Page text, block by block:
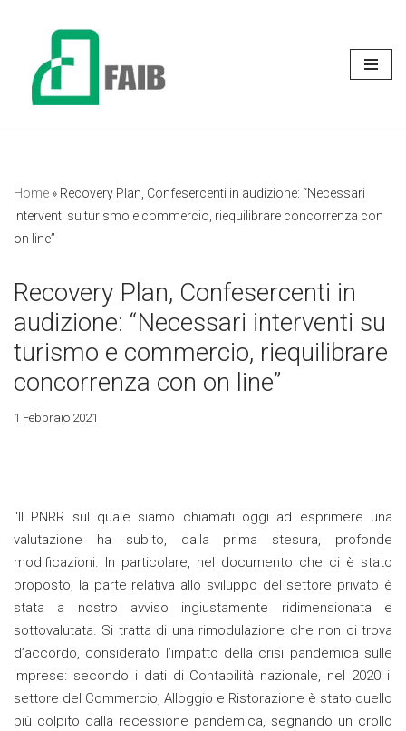
contenuto
Home » Recovery Plan, Confesercenti in audizione: “Necessari
interventi su turismo e commercio, riequilibrare concorrenza con
on line”
Recovery Plan, Confesercenti in
audizione: “Necessari interventi su
turismo e commercio, riequilibrare
concorrenza con on line”
1 Febbraio 2021
“Il PNRR sul quale siamo chiamati oggi ad esprimere una
valutazione ha subito, dalla prima stesura, profonde
modificazioni. In particolare, nel documento che ci è stato
proposto, la parte relativa allo sviluppo del settore privato è
stata a nostro avviso ingiustamente ridimensionata e
sottovalutata. Si tratta di una rimodulazione che non ci trova
d’accordo, considerato l’impatto della crisi pandemica sulle
imprese: secondo i dati di Contabilità nazionale, nel 2020 il
settore del Commercio, Alloggio e Ristorazione è stato quello
più colpito dalla recessione pandemica, segnando un crollo